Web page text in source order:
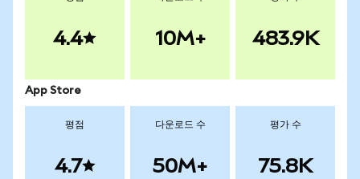
4.4 10M+ 483.9K
App Store
평점
4.7
다운로드 수
50M+
평가 수
75.8K